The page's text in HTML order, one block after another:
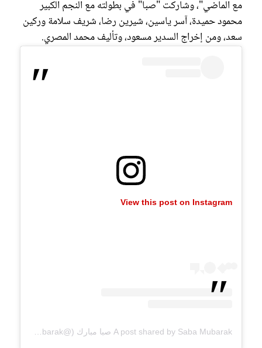
مع الماضي"، وشاركت "صبا" في بطولته مع النجم الكبير
محمود حميدة، آسر ياسين، شيرين رضا، شريف سلامة وركين
سعد، ومن إخراج السدير مسعود، وتأليف محمد المصري.
View this post on Instagram